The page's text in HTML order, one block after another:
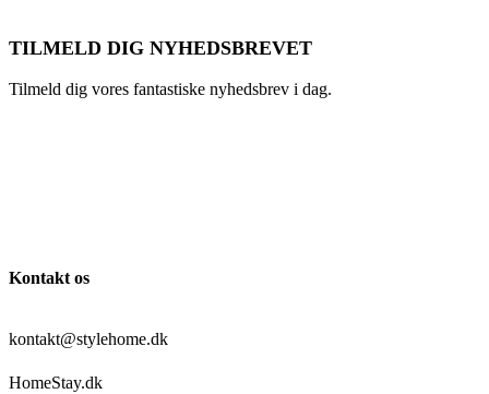
TILMELD DIG NYHEDSBREVET
Tilmeld dig vores fantastiske nyhedsbrev i dag.
Kontakt os
kontakt@stylehome.dk
HomeStay.dk